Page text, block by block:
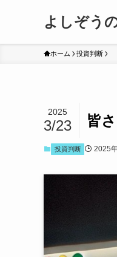
よしぞう
ホーム 投資判断
皆
2025
3/23
投資判断 2025